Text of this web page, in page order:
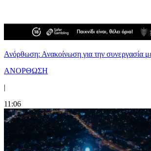
Ανόρθωση: Ανακοίνωση για την συνεργασία
ΑΝΟΡΘΩΣΗ
|
11:06